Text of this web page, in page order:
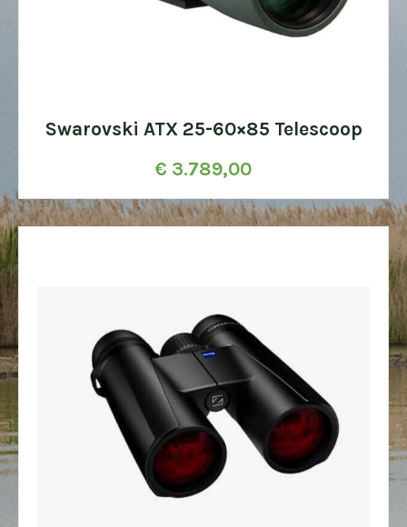
Swarovski ATX 25-60×85 Telescoop
€ 3.789,00